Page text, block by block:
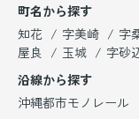
町名から探す
知花
字美崎 字
屋良
玉城 字砂
沿線から探す
沖縄都市モノレール